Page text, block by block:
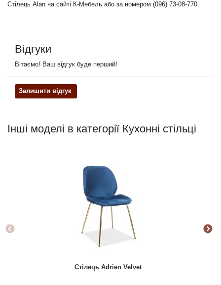
Стілець Alan на сайті К-Мебель або за номером (096) 73-08-770.
Відгуки
Вітаємо! Ваш відгук буде перший!
Залишити відгук
Інші моделі в категорії Кухонні стільці
Стілець Adrien Velvet